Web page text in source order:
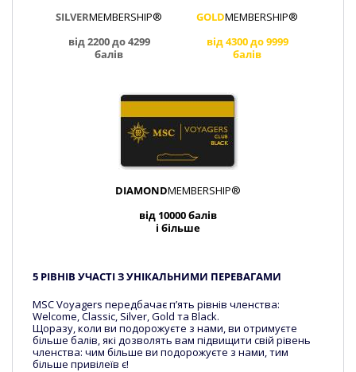
SILVERMEMBERSHIP®
від 2200 до 4299
балів
GOLDMEMBERSHIP®
від 4300 до 9999
балів
DIAMONDMEMBERSHIP®
від 10000 балів
і більше
5 РІВНІВ УЧАСТІ З УНІКАЛЬНИМИ ПЕРЕВАГАМИ
MSC Voyagers передбачає п’ять рівнів членства:
Welcome, Classic, Silver, Gold та Black.
Щоразу, коли ви подорожуєте з нами, ви отримуєте
більше балів, які дозволять вам підвищити свій рівень
членства: чим більше ви подорожуєте з нами, тим
більше привілеїв є!